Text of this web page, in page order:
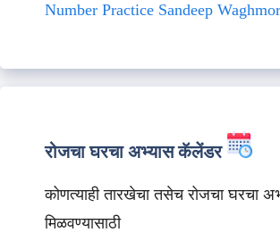
Number Practice Sandeep
रोजचा घरचा अभ्यास कॅलेंडर
कोणत्याही तारखेचा तसेच रोजचा घरचा
मिळवण्यासाठी